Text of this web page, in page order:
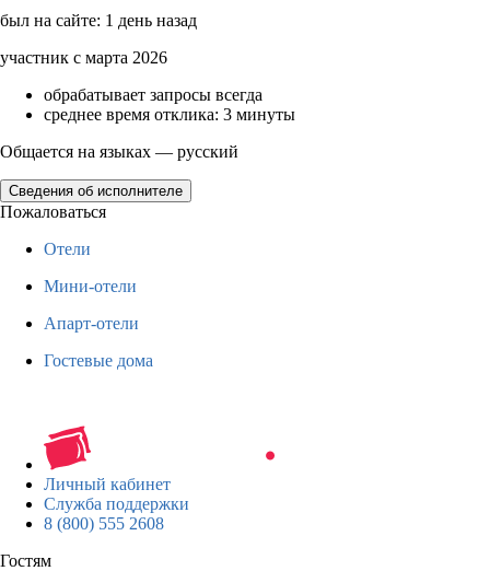
был на сайте: 1 день назад
участник с марта 2026
обрабатывает запросы всегда
среднее время отклика: 3 минуты
Общается на языках — русский
Сведения об исполнителе
Пожаловаться
Отели
Мини-отели
Апарт-отели
Гостевые дома
Личный кабинет
Служба поддержки
8 (800) 555 2608
Гостям